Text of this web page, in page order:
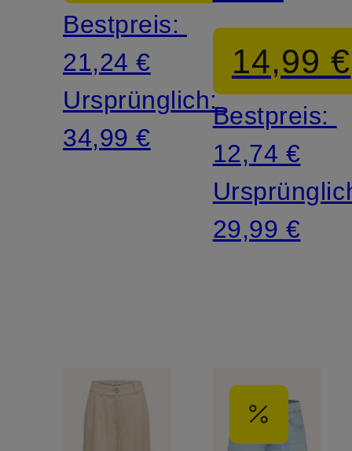
Bestpreis:
21,24 €
Ursprünglich:
34,99 €
14,99 €
Bestpreis:
12,74 €
29,99 €